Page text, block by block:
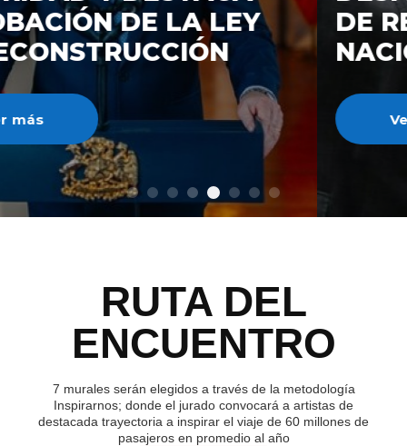
DE RECONSTRUCCIÓ
NACIONAL
Ver más
RUTA DEL
ENCUENTRO
7 murales serán elegidos a través de la metodología
Inspirarnos; donde el jurado convocará a artistas de
destacada trayectoria a inspirar el viaje de 60 millones de
pasajeros en promedio al año